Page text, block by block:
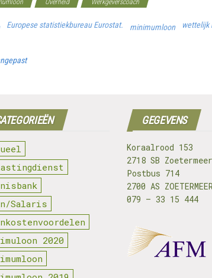
Overheid Werkgeverscoach
Europese statistiekbureau Eurostat. minimumloon wettelijk
Salaris
2020
GEGEVENS
Koraalrood 153
2718 SB Zoetermeer
Postbus 714
2700 AS ZOETERMEER
079 – 33 15 444